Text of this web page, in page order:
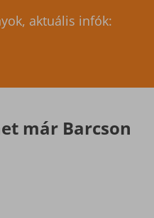
aktuális infók:
már Barcson